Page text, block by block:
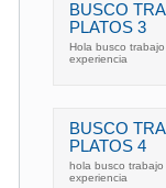
BUSCO
PLATOS 3
Hola busco
experiencia
BUSCO
PLATOS 4
hola busco
experiencia